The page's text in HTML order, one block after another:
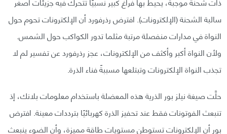
سالبة الشحنة (الإلكترونات). افترض رذرفورد أن الإلكترونات تحوم حول
النواة في مدارات منفصلة مرتبة مثلما تدور الكواكب حول الشمس.
ولأن النواة أكبر وأكثف من الإلكترونات، عجز رذرفورد عن تفسير لم لا
تجذب النواة الإلكترونات وتبتلعها مسببةً فناء الذرة.
حلَّت صيغة نيلز بور الذرية هذه المعضلة باستخدام معلومات بلانك، إذ
تنبعث الفوتونات فقط عند تحفيز الذرة كهربائيًا بترددات معينة. افترض
بور أن الإلكترونات تستوطن مستويات طاقة مميزة، وأن الضوء ينبعث